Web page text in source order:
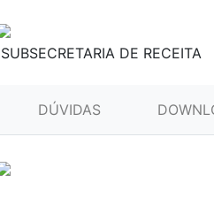
DE RECEITA
DÚVIDAS